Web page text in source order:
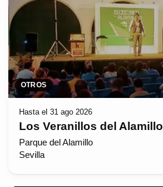
OTROS
Hasta el 31 ago 2026
Los Veranillos del Alamillo
Parque del Alamillo
Sevilla